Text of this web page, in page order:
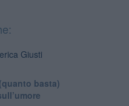
Giusti
basta)